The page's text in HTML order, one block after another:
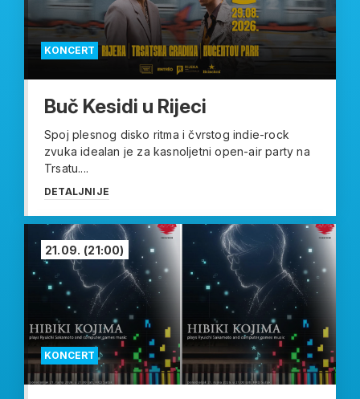
KONCERT
Buč Kesidi u Rijeci
Spoj plesnog disko ritma i čvrstog indie-rock
zvuka idealan je za kasnoljetni open-air party na
Trsatu....
DETALJNIJE
KONCERT
21.09. (21:00)